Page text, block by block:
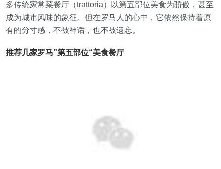
多传统家常菜餐厅（trattoria）以第五部位美食为骄傲，甚至
成为城市风味的象征。但在罗马人的心中，它依然保持着原
有的分寸感，不被神话，也不被遗忘。
推荐几家罗马”第五部位“美食餐厅